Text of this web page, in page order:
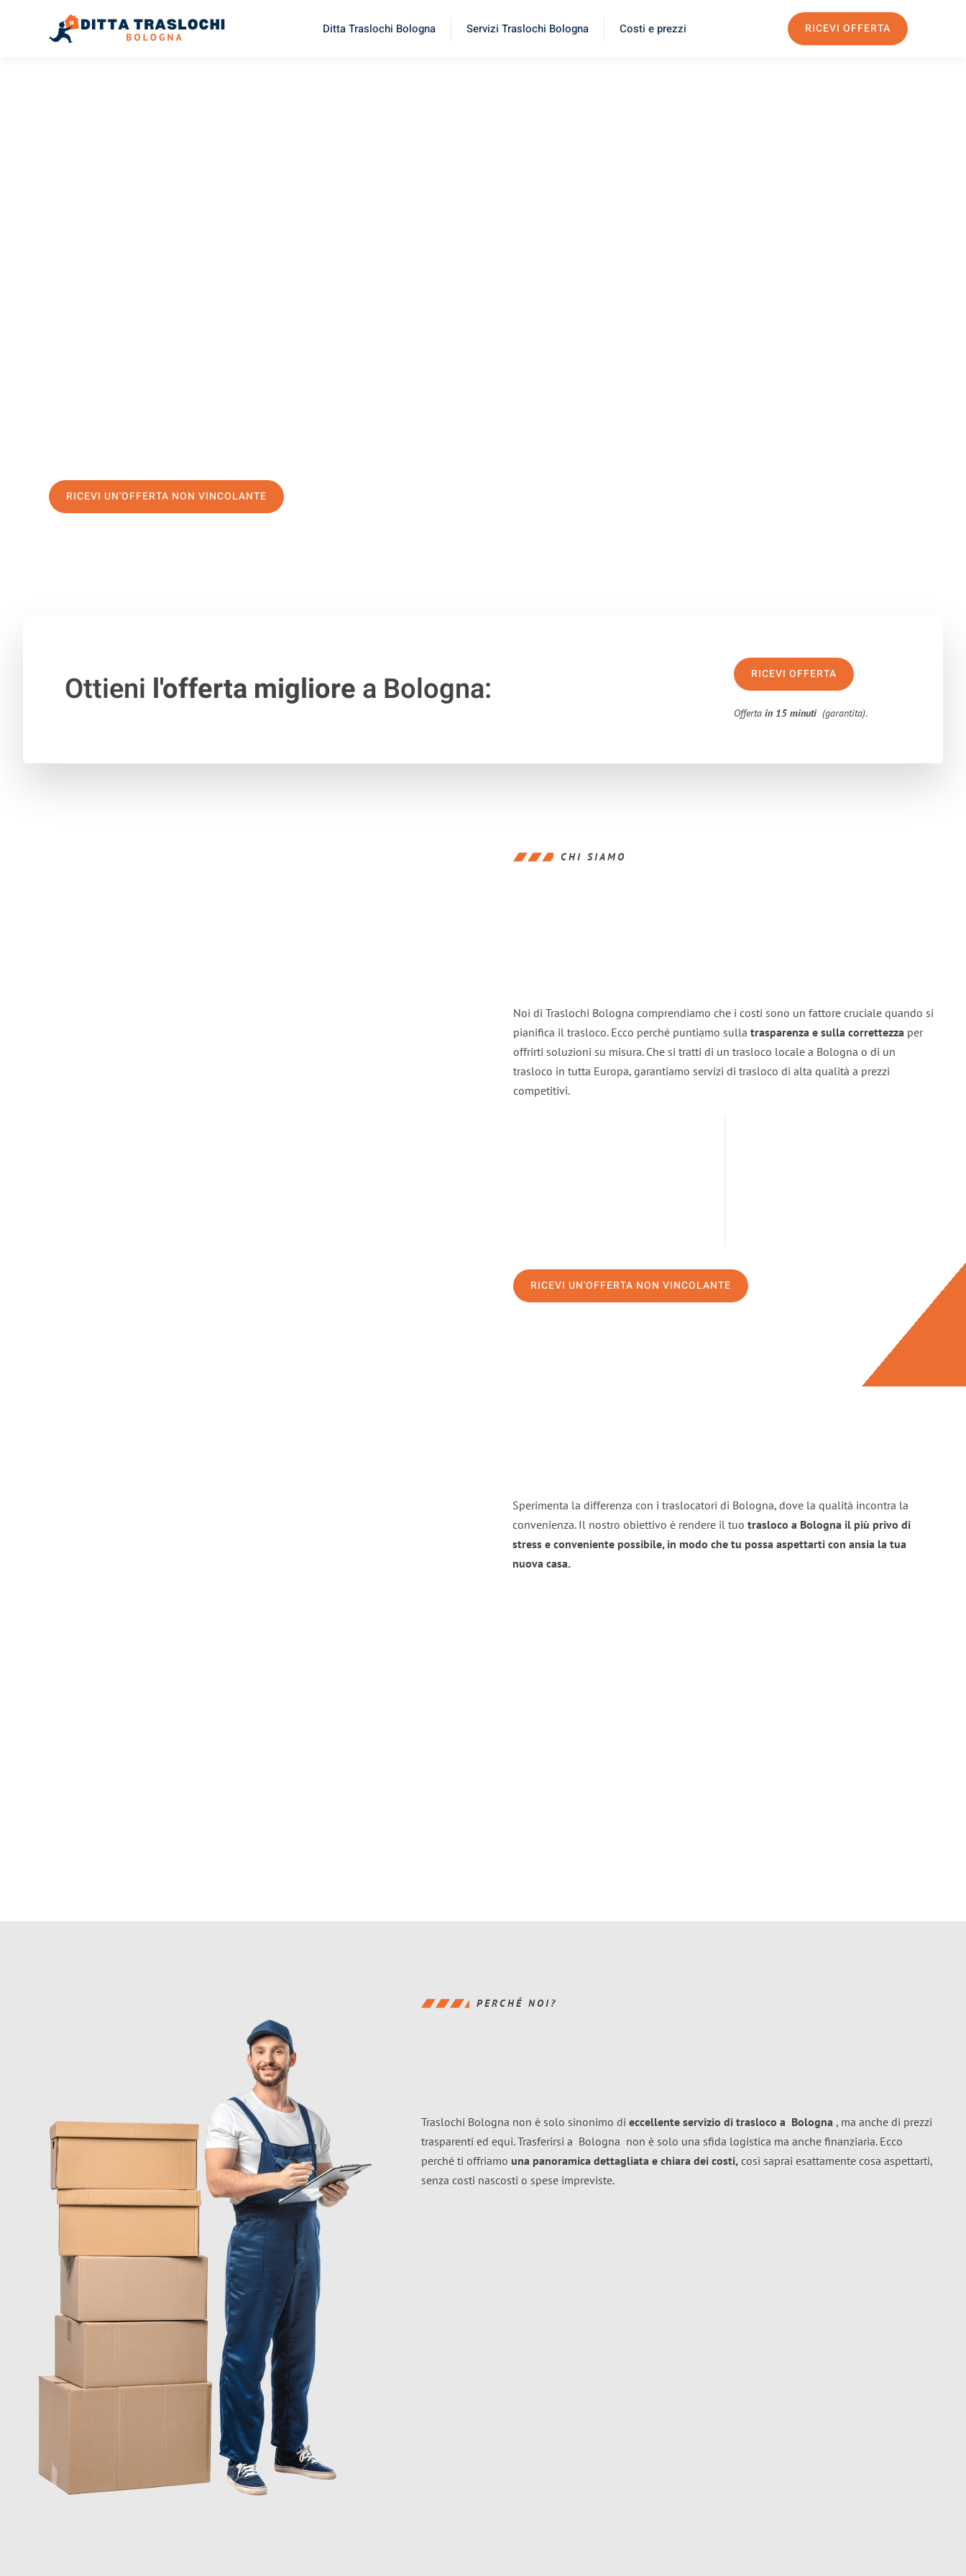
Ditta Traslochi Bologna Servizi Traslochi Bologna Costi e prezzi RICEVI OFFERTA
RICEVI UN'OFFERTA NON VINCOLANTE
Ottieni l'offerta migliorea Bologna: RICEVI OFFERTA
Offertain 15 minuti (garantita).
CHI SIAMO
Noi di Traslochi Bologna comprendiamo che i costi sono un fattore cruciale quando si
pianifica il trasloco. Ecco perché puntiamo sulla trasparenza e sulla correttezza per
offrirti soluzioni su misura. Che si tratti di un trasloco locale a Bologna o di un
trasloco in tutta Europa, garantiamo servizi di trasloco di alta qualità a prezzi
competitivi.
RICEVI UN'OFFERTA NON VINCOLANTE
Sperimenta la differenza con i traslocatori di Bologna, dove la qualità incontra la
convenienza. Il nostro obiettivo è rendere il tuo trasloco a Bologna il più privo di
stress e conveniente possibile, in modo che tu possa aspettarti con ansia la tua
nuova casa.
PERCHÉ NOI?
Traslochi Bologna non è solo sinonimo di eccellente servizio di trasloco a Bologna , ma anche di prezzi
trasparenti ed equi. Trasferirsi a Bologna non è solo una sfida logistica ma anche finanziaria. Ecco
perché ti offriamo una panoramica dettagliata e chiara dei costi, così saprai esattamente cosa aspettarti,
senza costi nascosti o spese impreviste.